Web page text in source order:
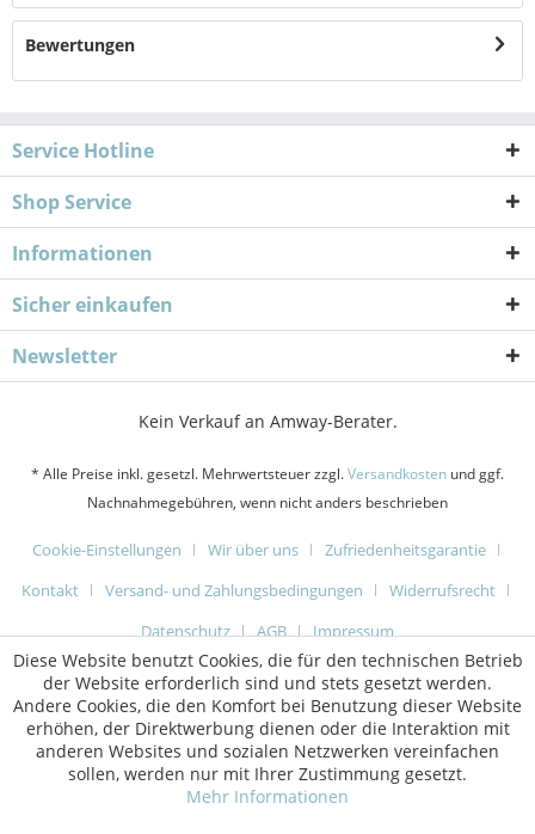
Bewertungen
Service Hotline
Shop Service
Informationen
Sicher einkaufen
Newsletter
Kein Verkauf an Amway-Berater.
* Alle Preise inkl. gesetzl. Mehrwertsteuer zzgl.Versandkosten und ggf.
Nachnahmegebühren, wenn nicht anders beschrieben
Cookie-Einstellungen Wir über uns
Zufriedenheitsgarantie
Kontakt
Versand- und Zahlungsbedingungen
Widerrufsrecht
Datenschutz
AGB Impressum
Diese Website benutzt Cookies, die für den technischen Betrieb
der Website erforderlich sind und stets gesetzt werden.
Andere Cookies, die den Komfort bei Benutzung dieser Website
erhöhen, der Direktwerbung dienen oder die Interaktion mit
anderen Websites und sozialen Netzwerken vereinfachen
sollen, werden nur mit Ihrer Zustimmung gesetzt.
Mehr Informationen